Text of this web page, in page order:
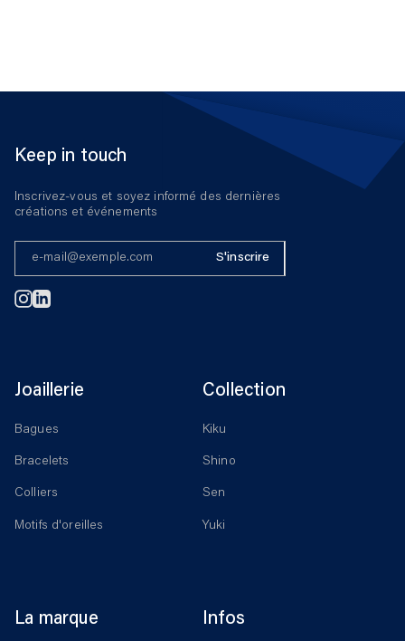
Keep in touch
Inscrivez-vous et soyez informé des dernières
créations et événements
S'inscrire
Instagram
Linkedin
Joaillerie
Bagues
Bracelets
Colliers
Motifs d'oreilles
Collection
Kiku
Shino
Sen
Yuki
La marque Infos